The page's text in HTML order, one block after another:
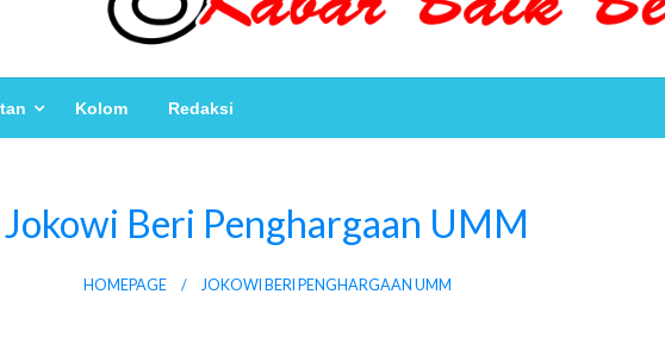
Kolom Redaksi
Jokowi Beri Penghargaan UMM
HOMEPAGE JOKOWI BERI PENGHARGAAN UMM